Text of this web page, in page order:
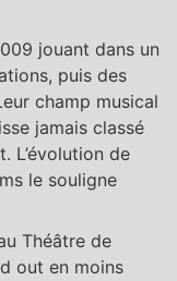
jouant dans un
puis des
champ musical
jamais classé
L’évolution de
le souligne
Théâtre de
out en moins